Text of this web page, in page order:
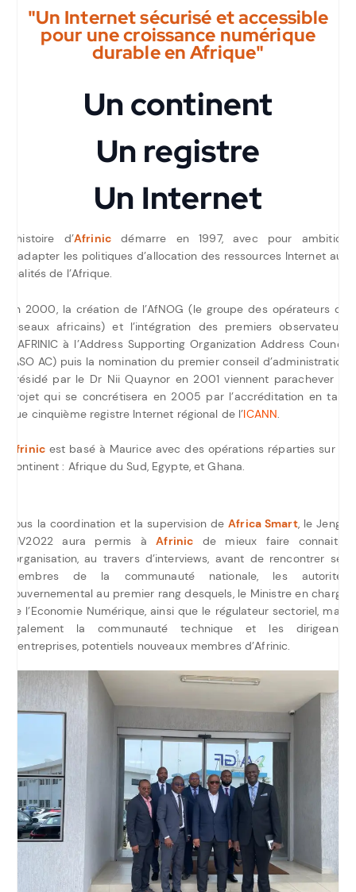
"Un Internet sécurisé et accessible
pour une croissance numérique
durable en Afrique"
Un continent
Un registre
Un Internet
L’histoire d’Afrinic démarre en 1997, avec pour ambition
d’adapter les politiques d’allocation des ressources Internet aux
réalités de l’Afrique.
En 2000, la création de l’AfNOG (le groupe des opérateurs de
réseaux africains) et l’intégration des premiers observateurs
d’AFRINIC à l’Address Supporting Organization Address Council
(ASO AC) puis la nomination du premier conseil d’administration
présidé par le Dr Nii Quaynor en 2001 viennent parachever le
projet qui se concrétisera en 2005 par l’accréditation en tant
que cinquième registre Internet régional de l’ICANN
Afrinic est basé à Maurice avec des opérations réparties sur le
Continent : Afrique du Sud, Egypte, et Ghana.
Sous la coordination et la supervision deAfrica Smart, le Jenga
CIV2022 aura permis àAfrinic de mieux faire connaitre
l’organisation, au travers d’interviews, avant de rencontrer ses
membres de la communauté nationale, les autorités
gouvernemental au premier rang desquels, le Ministre en charge
de l’Economie Numérique, ainsi que le régulateur sectoriel, mais
également la communauté technique et les dirigeants
d’entreprises, potentiels nouveaux membres d’Afrinic.